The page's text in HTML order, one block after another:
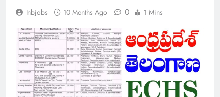
Inbjobs 10 Months Ago 0 1 Mins